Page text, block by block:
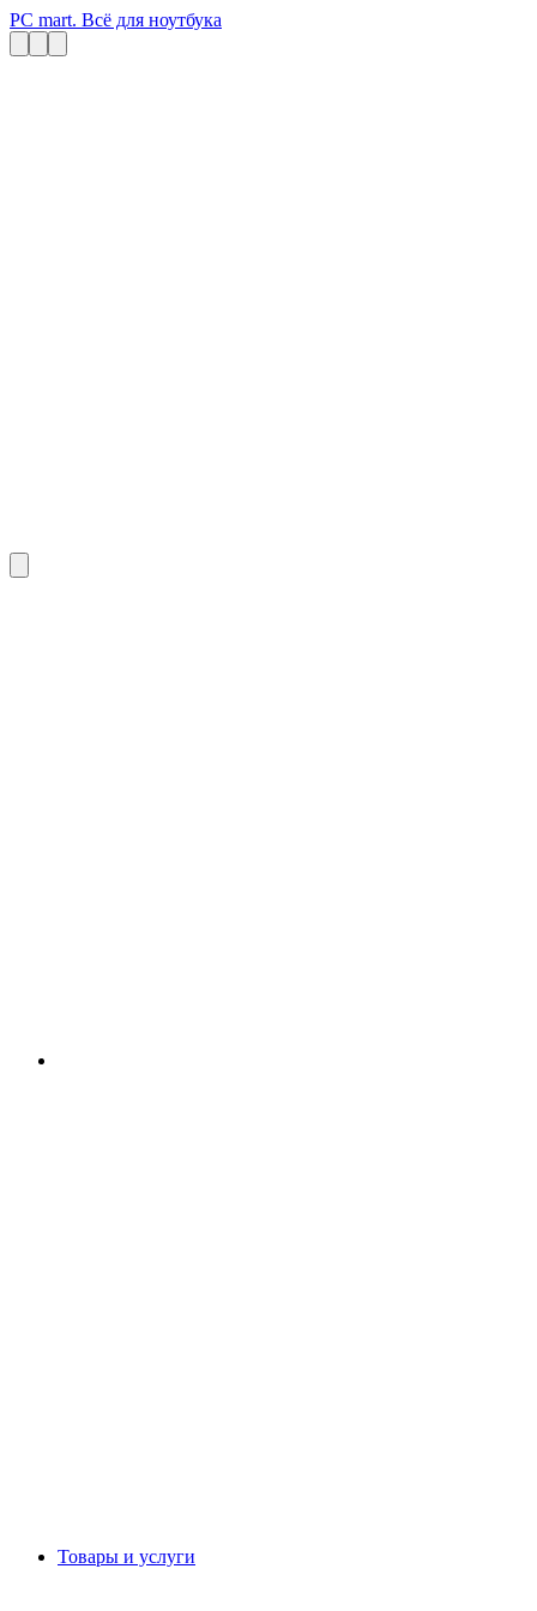
PC mart. Всё для ноутбука
Товары и услуги